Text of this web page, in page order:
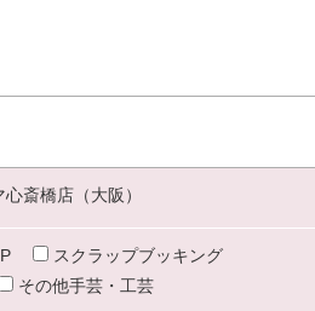
斎橋店（大阪）
スクラップブッキング
その他手芸・工芸